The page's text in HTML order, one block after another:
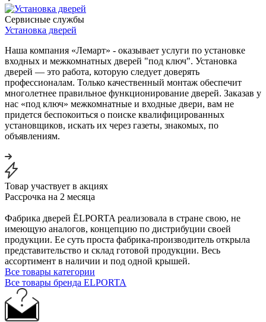
Сервисные службы
Установка дверей
Наша компания «Лемарт» - оказывает услуги по установке
входных и межкомнатных дверей "под ключ". Установка
дверей — это работа, которую следует доверять
профессионалам. Только качественный монтаж обеспечит
многолетнее правильное функционирование дверей. Заказав у
нас «под ключ» межкомнатные и входные двери, вам не
придется беспокоиться о поиске квалифицированных
установщиков, искать их через газеты, знакомых, по
объявлениям.
Товар участвует в акциях
Рассрочка на 2 месяца
Фабрика дверей ĒLPORTA реализовала в стране свою, не
имеющую аналогов, концепцию по дистрибуции своей
продукции. Ее суть проста фабрика-производитель открыла
представительство и склад готовой продукции. Весь
ассортимент в наличии и под одной крышей.
Все товары категории
Все товары бренда ELPORTA